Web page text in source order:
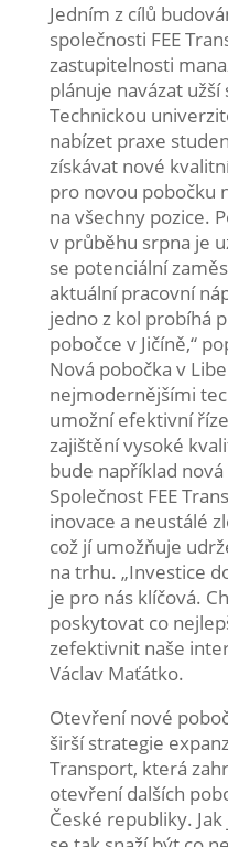
Jedním z cílů
společnosti FEE
zastupitelnosti
plánuje navázat
Technickou
nabízet praxe
získávat nové
pro novou pobočku
na všechny pozice.
v průběhu srpna je
se potenciální
aktuální pracovní
jedno z kol probíhá
pobočce v Jičíně,“
Nová pobočka v
nejmodernějšími
umožní efektivní
zajištění vysoké
bude například
Společnost FEE
inovace a neustálé
což jí umožňuje
na trhu. „Investice
je pro nás klíčová.
poskytovat co
zefektivnit naše
Václav Maťátko.
Otevření nové
širší strategie
Transport, která
otevření dalších
České republiky.